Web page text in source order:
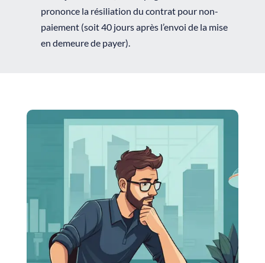
prononce la résiliation du contrat pour non-
paiement (soit 40 jours après l’envoi de la mise
en demeure de payer).